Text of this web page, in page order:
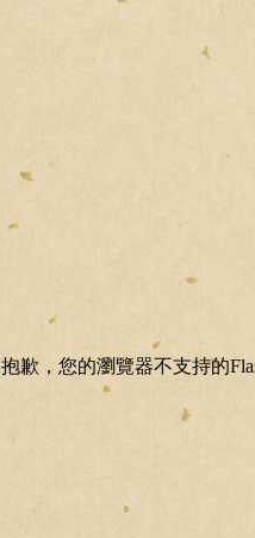
抱歉，您的瀏覽器不支持的